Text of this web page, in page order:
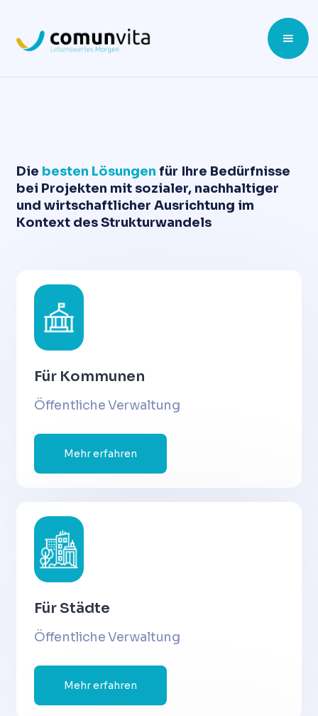
Die besten Lösungen für Ihre Bedürfnisse
bei Projekten mit sozialer, nachhaltiger
und wirtschaftlicher Ausrichtung im
Kontext des Strukturwandels
Für Kommunen
Öffentliche Verwaltung
Mehr erfahren
Für Städte
Öffentliche Verwaltung
Mehr erfahren